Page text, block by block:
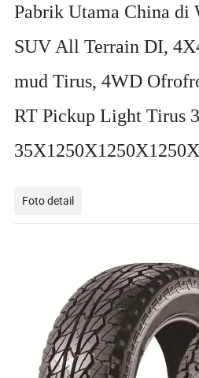
Pabrik Utama China di
SUV All Terrain DI,
mud Tirus, 4WD
RT Pickup Light Tirus
Foto detail